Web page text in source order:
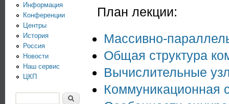
План лекции:
Массивно-
Общая структура
Вычислительные
Коммуникационная
Информация
Конференции
Центры
История
Россия
Новости
Наш сервис
ЦКП